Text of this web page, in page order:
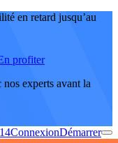
en retard jusqu’au
profiter
experts avant la
ConnexionDémarrer